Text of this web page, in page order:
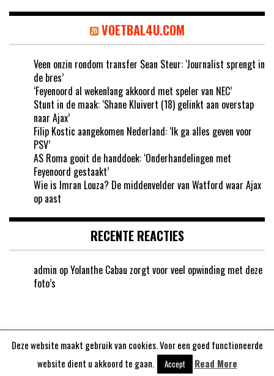
VOETBAL4U.COM
Veen onzin rondom transfer Sean Steur: ‘Journalist sprengt in
de bres’
‘Feyenoord al wekenlang akkoord met speler van NEC’
Stunt in de maak: ‘Shane Kluivert (18) gelinkt aan overstap
naar Ajax’
Filip Kostic aangekomen Nederland: ‘Ik ga alles geven voor
PSV’
AS Roma gooit de handdoek: ‘Onderhandelingen met
Feyenoord gestaakt’
Wie is Imran Louza? De middenvelder van Watford waar Ajax
op aast
RECENTE REACTIES
admin opYolanthe Cabau zorgt voor veel opwinding met deze
foto’s
Aangedreven doorWordPress
Deze website maakt gebruik van cookies. Voor een goed functioneerde
website dient u akkoord te gaan.
Accept Read More